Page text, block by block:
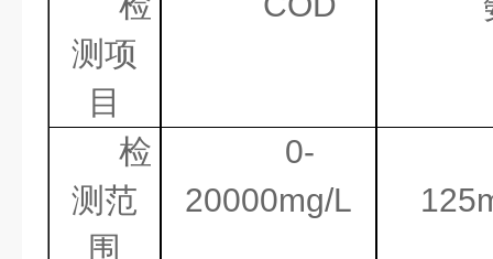
测项
目
检
测范
围
0-
20000mg/L